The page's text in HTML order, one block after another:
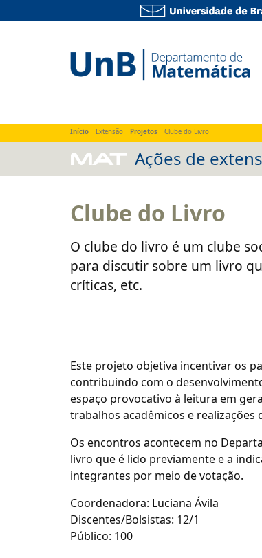
Home Sobre Ensino Pesquisa
Início Extensão Projetos Clube do Livro
MAT Ações de
Clube do Livro
O clube do livro é um clube
para discutir sobre um livro
críticas, etc.
Este projeto objetiva incentivar os
contribuindo com o
espaço provocativo à leitura em
trabalhos acadêmicos e
Os encontros acontecem no
livro que é lido previamente e a
integrantes por meio de votação.
Coordenadora: Luciana Ávila
Discentes/Bolsistas: 12/1
Público: 100